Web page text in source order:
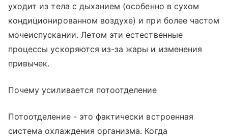
уходит из тела с дыханием (особенно в сухом
кондиционированном воздухе) и при более частом
мочеиспускании. Летом эти естественные
процессы ускоряются из-за жары и изменения
привычек.
Почему усиливается потоотделение
Потоотделение - это фактически встроенная
система охлаждения организма. Когда